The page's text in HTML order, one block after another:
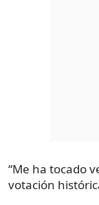
“Me ha tocado
votación